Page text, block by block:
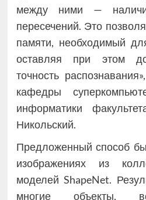
между ними —
пересечений. Это
памяти, необходимый
оставляя при этом
точность
кафедры
информатики
Никольский.
Предложенный способ
изображениях из
моделей ShapeNet.
многие объекты,